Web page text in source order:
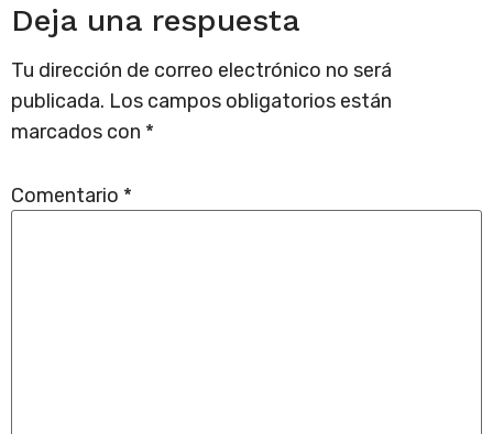
Deja una respuesta
Tu dirección de correo electrónico no será
publicada. Los campos obligatorios están
marcados con *
Comentario *